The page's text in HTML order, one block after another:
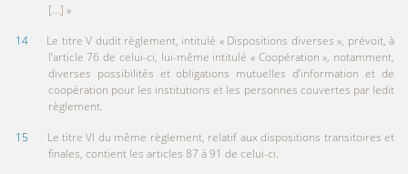
[...] »
14Le titre V dudit règlement, intitulé « Dispositions diverses », prévoit, à
l’article 76 de celui-ci, lui-même intitulé « Coopération », notamment,
diverses possibilités et obligations mutuelles d’information et de
coopération pour les institutions et les personnes couvertes par ledit
règlement.
15 Le titre VI du même règlement, relatif aux dispositions transitoires et
finales, contient les articles 87 à 91 de celui-ci.